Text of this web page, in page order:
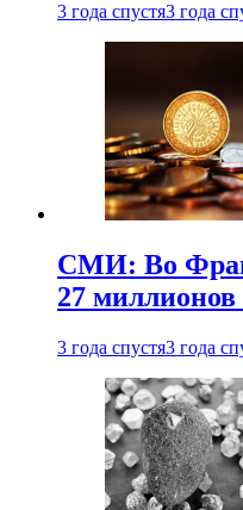
3 года спустя3 года
СМИ: Во
27 миллионов
3 года спустя3 года